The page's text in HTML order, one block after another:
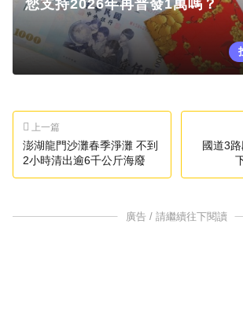
您支持2026年再普發1萬嗎？
上一篇
澎湖龍門沙灘春季淨灘 不到
2小時清出逾6千公斤海廢
國道3
廣告 / 請繼續往下閱讀